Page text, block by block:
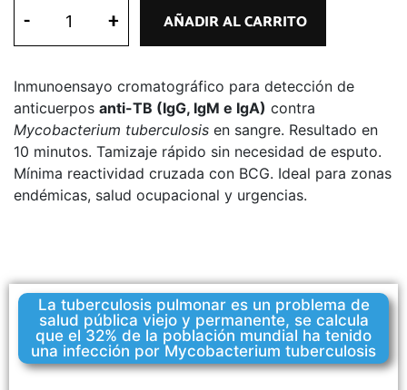
- + AÑADIR AL CARRITO
Inmunoensayo cromatográfico para detección de
anticuerpos anti-TB (IgG, IgM e IgA) contra
Mycobacterium tuberculosis en sangre. Resultado en
10 minutos. Tamizaje rápido sin necesidad de esputo.
Mínima reactividad cruzada con BCG. Ideal para zonas
endémicas, salud ocupacional y urgencias.
La tuberculosis pulmonar es un problema de
salud pública viejo y permanente, se calcula
que el 32% de la población mundial ha tenido
una infección por Mycobacterium tuberculosis